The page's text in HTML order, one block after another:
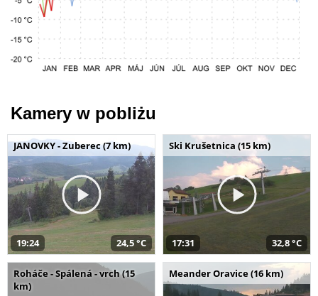
Kamery w pobliżu
JANOVKY - Zuberec (7 km)
19:24 24,5 °C
Ski Krušetnica (15 km)
17:31 32,8 °C
Roháče - Spálená - vrch (15
km)
Meander Oravice (16 km)